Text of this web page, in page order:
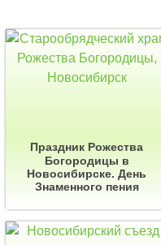
Праздник Рожества
Богородицы в
Новосибирске. День
Знаменного пения